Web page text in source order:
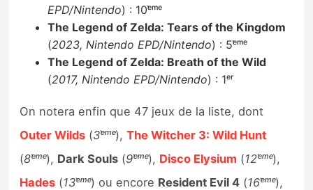
EPD/Nintendo) : 10ᵉ̀ᵐᵉ
The Legend of Zelda: Tears of the Kingdom
(2023, Nintendo EPD/Nintendo) : 5ᵉ̀ᵐᵉ
The Legend of Zelda: Breath of the Wild
(2017, Nintendo EPD/Nintendo) : 1ᵉʳ
On notera enfin que 47 jeux de la liste, dont
Outer Wilds (3ᵉ̀ᵐᵉ),The Witcher 3: Wild Hunt
(8ᵉ̀ᵐᵉ), Dark Souls (9ᵉ̀ᵐᵉ), Disco Elysium (12ᵉ̀ᵐᵉ),
Hades (13ᵉ̀ᵐᵉ) ou encore Resident Evil 4 (16ᵉ̀ᵐᵉ),